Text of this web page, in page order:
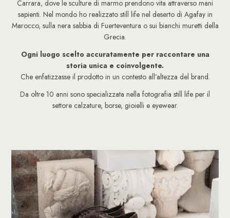
Carrara, dove le sculture di marmo prendono vita attraverso mani
sapienti. Nel mondo ho realizzato still life nel deserto di Agafay in
Marocco, sulla nera sabbia di Fuerteventura o sui bianchi muretti della
Grecia.
Ogni luogo scelto accuratamente per raccontare una
storia unica e coinvolgente.
Che enfatizzasse il prodotto in un contesto all’altezza del brand.
Da oltre 10 anni sono specializzata nella fotografia still life per il
settore calzature, borse, gioielli e eyewear.